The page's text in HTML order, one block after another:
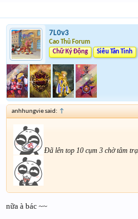
7L0v3
Cao Thủ Forum
Chữ Ký Động
Siêu Tân Tinh
anhhungvie said: ↑
Đã lên top 10 cụm 3 chờ tâm
nữa à bác ~~